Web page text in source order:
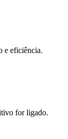
e eficiência.
for ligado.